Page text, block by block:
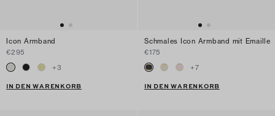
Icon Armband
€295
+3
IN DEN WARENKORB
Schmales Icon Armband mit Emaille
€175
+7
IN DEN WARENKORB